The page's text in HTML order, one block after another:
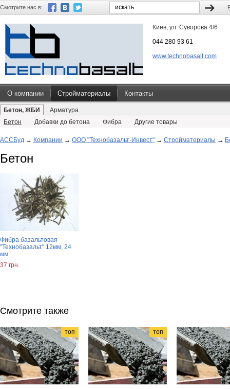
Смотрите нас в:
Киев, ул. Суворова 4/6
044 280 93 61
www.technobasalt.com
О компании Стройматериалы Контакты
Бетон, ЖБИ
Арматура
Бетон
Добавки до бетона Фибра Другие товары
АССБуд → Компании → ООО "Технобазальт-Инвест" → Стройматериалы →
Бетон
Фибра базальтовая
"Технобазальт" 12мм, 24
мм
37 грн.
Смотрите также
топ топ